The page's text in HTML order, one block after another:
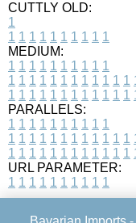
CUTTLY OLD:
1
1 1 1 1 1 1 1 1 1 1
MEDIUM:
1 1 1 1 1 1 1 1 1 1
1 1 1 1 1 1 1 1 1 1 1 1
1 1 1 1 1 1 1 1 1 1 1 1
PARALLELS:
1 1 1 1 1 1 1 1 1 1
1 1 1 1 1 1 1 1 1 1 1 1
1 1 1 1 1 1 1 1 1 1 1 1
URL PARAMETER:
1 1 1 1 1 1 1 1 1 1